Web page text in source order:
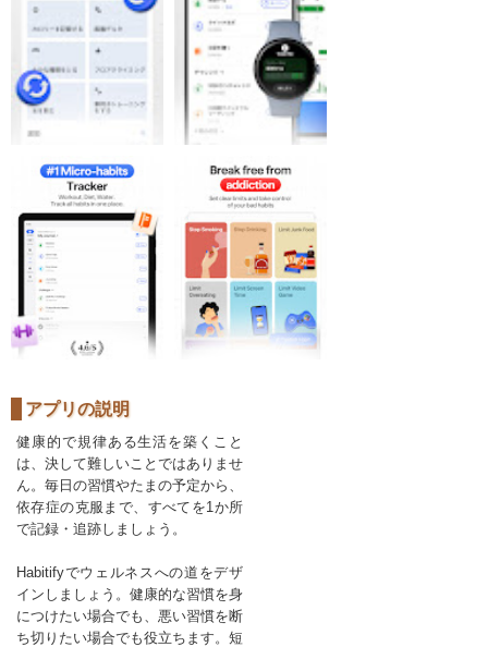
アプリの説明
健康的で規律ある生活を築くこと
は、決して難しいことではありませ
ん。毎日の習慣やたまの予定から、
依存症の克服まで、すべてを1か所
で記録・追跡しましょう。
Habitifyでウェルネスへの道をデザ
インしましょう。健康的な習慣を身
につけたい場合でも、悪い習慣を断
ち切りたい場合でも役立ちます。短